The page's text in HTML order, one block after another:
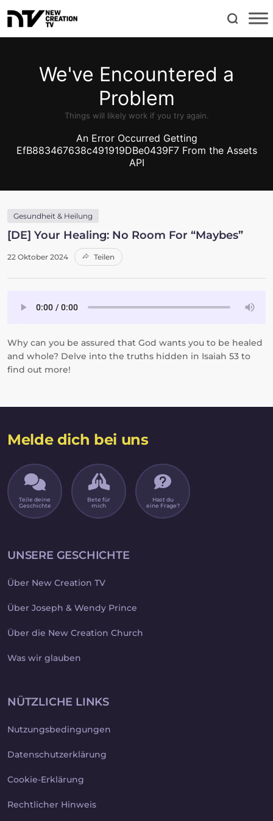
Gesundheit & Heilung
[DE] Your Healing: No Room For “Maybes”
22 Oktober 2024 Teilen
Why can you be assured that God wants you to be healed
and whole? Delve into the truths hidden in Isaiah 53 to
find out more!
Melde dich bei uns
Teile deine
Geschichte
Bete für
mich
Hast du
eine Frage?
UNSERE GESCHICHTE
Über New Creation TV
Über Joseph & Wendy Prince
Über die New Creation Church
Was wir glauben
NÜTZLICHE LINKS
Nutzungsbedingungen
Datenschutzerklärung
Cookie-Erklärung
Rechtlicher Hinweis